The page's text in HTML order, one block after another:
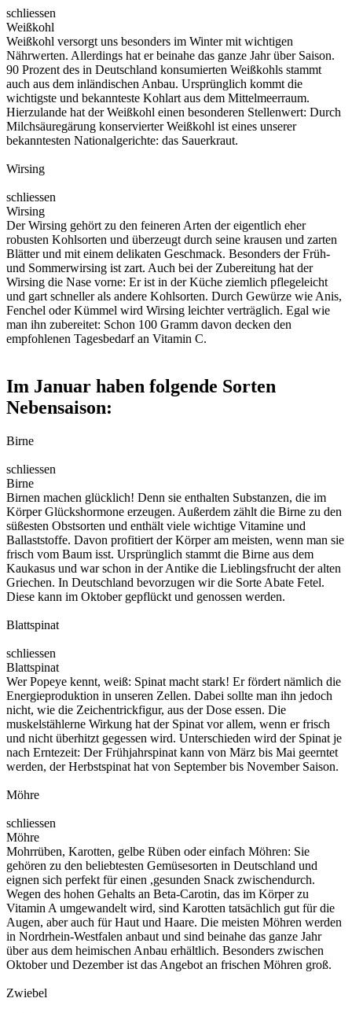
schliessen
Weißkohl
Weißkohl versorgt uns besonders im Winter mit wichtigen
Nährwerten. Allerdings hat er beinahe das ganze Jahr über Saison.
90 Prozent des in Deutschland konsumierten Weißkohls stammt
auch aus dem inländischen Anbau. Ursprünglich kommt die
wichtigste und bekannteste Kohlart aus dem Mittelmeerraum.
Hierzulande hat der Weißkohl einen besonderen Stellenwert: Durch
Milchsäuregärung konservierter Weißkohl ist eines unserer
bekanntesten Nationalgerichte: das Sauerkraut.
Wirsing
schliessen
Wirsing
Der Wirsing gehört zu den feineren Arten der eigentlich eher
robusten Kohlsorten und überzeugt durch seine krausen und zarten
Blätter und mit einem delikaten Geschmack. Besonders der Früh-
und Sommerwirsing ist zart. Auch bei der Zubereitung hat der
Wirsing die Nase vorne: Er ist in der Küche ziemlich pflegeleicht
und gart schneller als andere Kohlsorten. Durch Gewürze wie Anis,
Fenchel oder Kümmel wird Wirsing leichter verträglich. Egal wie
man ihn zubereitet: Schon 100 Gramm davon decken den
empfohlenen Tagesbedarf an Vitamin C.
Im Januar haben folgende Sorten
Nebensaison:
Birne
schliessen
Birne
Birnen machen glücklich! Denn sie enthalten Substanzen, die im
Körper Glückshormone erzeugen. Außerdem zählt die Birne zu den
süßesten Obstsorten und enthält viele wichtige Vitamine und
Ballaststoffe. Davon profitiert der Körper am meisten, wenn man sie
frisch vom Baum isst. Ursprünglich stammt die Birne aus dem
Kaukasus und war schon in der Antike die Lieblingsfrucht der alten
Griechen. In Deutschland bevorzugen wir die Sorte Abate Fetel.
Diese kann im Oktober gepflückt und genossen werden.
Blattspinat
schliessen
Blattspinat
Wer Popeye kennt, weiß: Spinat macht stark! Er fördert nämlich die
Energieproduktion in unseren Zellen. Dabei sollte man ihn jedoch
nicht, wie die Zeichentrickfigur, aus der Dose essen. Die
muskelstählerne Wirkung hat der Spinat vor allem, wenn er frisch
und nicht überhitzt gegessen wird. Unterschieden wird der Spinat je
nach Erntezeit: Der Frühjahrspinat kann von März bis Mai geerntet
werden, der Herbstspinat hat von September bis November Saison.
Möhre
schliessen
Möhre
Mohrrüben, Karotten, gelbe Rüben oder einfach Möhren: Sie
gehören zu den beliebtesten Gemüsesorten in Deutschland und
eignen sich perfekt für einen ,gesunden Snack zwischendurch.
Wegen des hohen Gehalts an Beta-Carotin, das im Körper zu
Vitamin A umgewandelt wird, sind Karotten tatsächlich gut für die
Augen, aber auch für Haut und Haare. Die meisten Möhren werden
in Nordrhein-Westfalen anbaut und sind beinahe das ganze Jahr
über aus dem heimischen Anbau erhältlich. Besonders zwischen
Oktober und Dezember ist das Angebot an frischen Möhren groß.
Zwiebel